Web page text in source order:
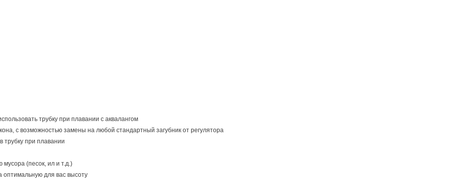
трубку при плавании с аквалангом
с возможностью замены на любой стандартный загубник от регулятора
трубку при плавании
(песок, ил и т.д.)
оптимальную для вас высоту